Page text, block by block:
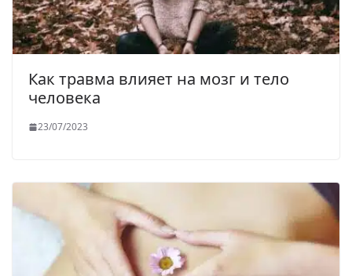
Как травма влияет на мозг и тело
человека
23/07/2023